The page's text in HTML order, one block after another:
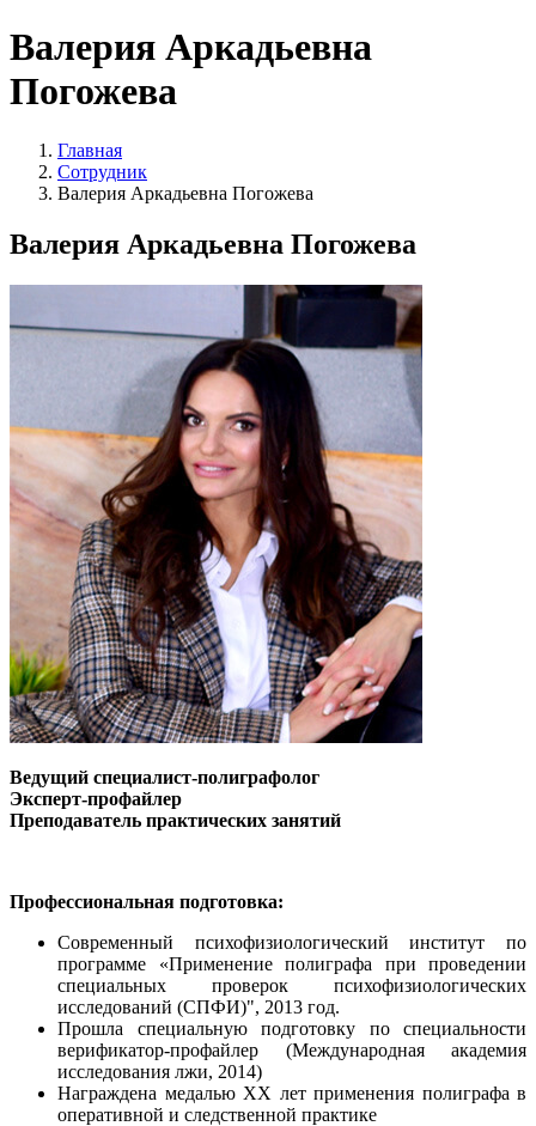
Валерия Аркадьевна
Погожева
Главная
Сотрудник
Валерия Аркадьевна Погожева
Валерия Аркадьевна Погожева
Ведущий специалист-полиграфолог
Эксперт-профайлер
Преподаватель практических занятий
Профессиональная подготовка:
Современный психофизиологический институт по
программе «Применение полиграфа при проведении
специальных проверок психофизиологических
исследований (СПФИ)", 2013 год.
Прошла специальную подготовку по специальности
верификатор-профайлер (Международная академия
исследования лжи, 2014)
Награждена медалью XX лет применения полиграфа в
оперативной и следственной практике